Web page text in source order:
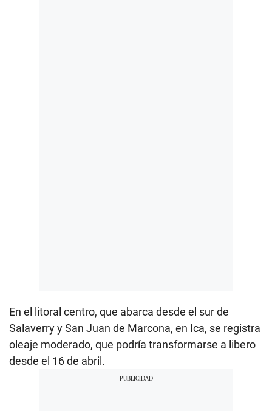
En el litoral centro, que abarca desde el sur de
Salaverry y San Juan de Marcona, en Ica, se registra
oleaje moderado, que podría transformarse a libero
desde el 16 de abril.